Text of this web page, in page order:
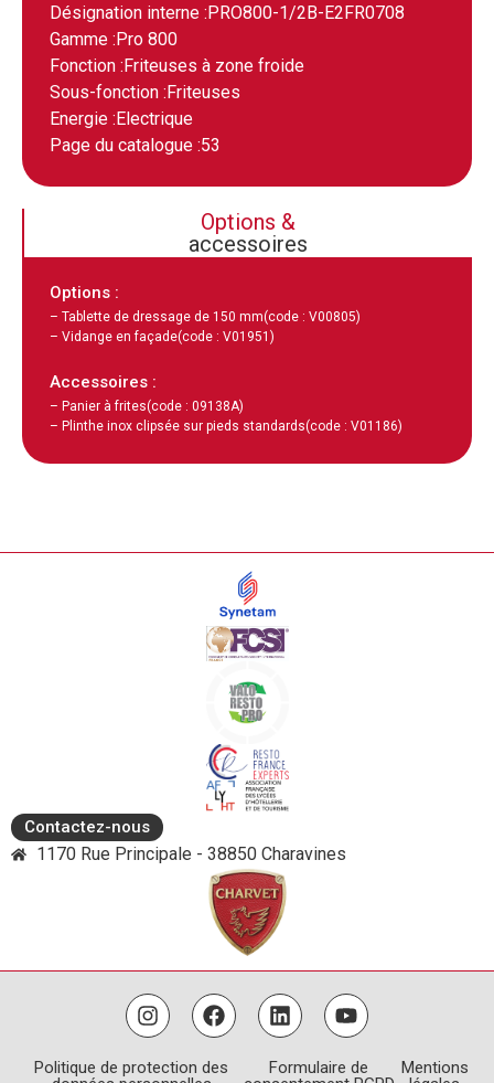
Désignation interne :PRO800-1/2B-E2FR0708
Gamme :Pro 800
Fonction :Friteuses à zone froide
Sous-fonction :Friteuses
Energie :Electrique
Page du catalogue :53
Options &
accessoires
Options :
– Tablette de dressage de 150 mm(code : V00805)
– Vidange en façade(code : V01951)
Accessoires :
– Panier à frites(code : 09138A)
– Plinthe inox clipsée sur pieds standards(code : V01186)
Contactez-nous
1170 Rue Principale - 38850 Charavines
Politique de protection des
Formulaire de
Mentions